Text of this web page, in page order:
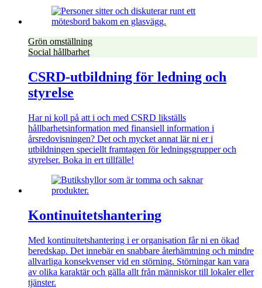
Grön omställning
Social hållbarhet
CSRD-utbildning för ledning och
styrelse
Har ni koll på att i och med CSRD likställs
hållbarhetsinformation med finansiell information i
årsredovisningen? Det och mycket annat lär ni er i
utbildningen speciellt framtagen för ledningsgrupper och
styrelser. Boka in ert tillfälle!
Kontinuitetshantering
Med kontinuitetshantering i er organisation får ni en ökad
beredskap. Det innebär en snabbare återhämtning och mindre
allvarliga konsekvenser vid en störning. Störningar kan vara
av olika karaktär och gälla allt från människor till lokaler eller
tjänster.